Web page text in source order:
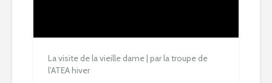
La visite de la vieille dame | par la troupe de
l’ATEA hiver